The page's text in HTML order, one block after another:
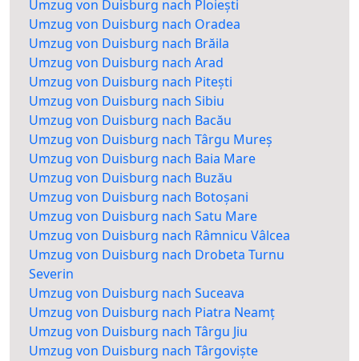
Umzug von Duisburg nach Ploiești
Umzug von Duisburg nach Oradea
Umzug von Duisburg nach Brăila
Umzug von Duisburg nach Arad
Umzug von Duisburg nach Pitești
Umzug von Duisburg nach Sibiu
Umzug von Duisburg nach Bacău
Umzug von Duisburg nach Târgu Mureș
Umzug von Duisburg nach Baia Mare
Umzug von Duisburg nach Buzău
Umzug von Duisburg nach Botoșani
Umzug von Duisburg nach Satu Mare
Umzug von Duisburg nach Râmnicu Vâlcea
Umzug von Duisburg nach Drobeta Turnu
Severin
Umzug von Duisburg nach Suceava
Umzug von Duisburg nach Piatra Neamț
Umzug von Duisburg nach Târgu Jiu
Umzug von Duisburg nach Târgoviște